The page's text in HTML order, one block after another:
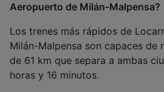
Aeropuerto de Milán-Malpensa?
Los trenes más rápidos de
Milán-Malpensa son capaces de
de 61 km que separa a ambas
horas y 16 minutos.